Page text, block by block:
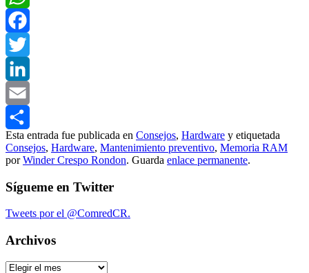
WhatsApp
Facebook
Twitter
LinkedIn
Email
Compartir
Esta entrada fue publicada en Consejos, Hardware y etiquetada
Consejos, Hardware, Mantenimiento preventivo, Memoria RAM
porWinder Crespo Rondon. Guarda enlace permanente.
Sígueme en Twitter
Tweets por el @ComredCR.
Archivos
Archivos